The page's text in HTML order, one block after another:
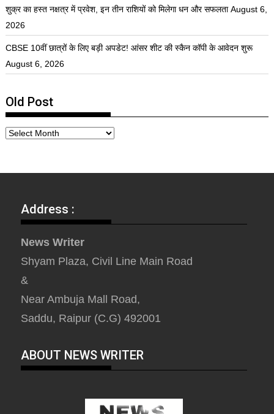
शुक्र का हस्त नक्षत्र में प्रवेश, इन तीन राशियों को मिलेगा धन और सफलता August 6,
2026
CBSE 10वीं छात्रों के लिए बड़ी अपडेट! आंसर शीट की स्कैन कॉपी के आवेदन शुरू
August 6, 2026
Old Post
Address :
News Writer
Shyam Plaza, Civil Line Main Road
&
Near Ambuja Mall Road,
Saddu, Raipur (C.G) 492001
ABOUT NEWS WRITER